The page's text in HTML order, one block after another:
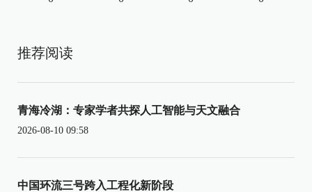
推荐阅读
青海冷湖：专家学者共探人工智能与天文融合
2026-08-10 09:58
中国环流三号跨入工程化新阶段